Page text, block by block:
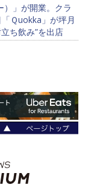
）」が開業。クラ
Ｑuokka」が坪月
ち飲み”を出店